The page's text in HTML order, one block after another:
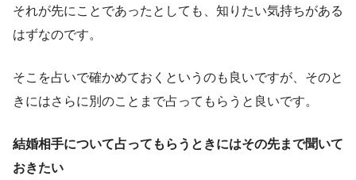
それが先にことであったとしても、知りたい気持ちがある
はずなのです。
そこを占いで確かめておくというのも良いですが、そのと
きにはさらに別のことまで占ってもらうと良いです。
結婚相手について占ってもらうときにはその先まで聞いて
おきたい